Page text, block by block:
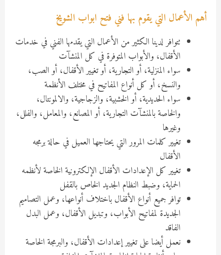
أهم الأعمال التي يقوم بها فني فتح ابواب الشويخ
تتوافر لدينا الكثير من الأعمال التي يقدمها الفني في خدمات
الأقفال، والأبواب المتوفرة في كل المنشآت
سواء المنزلية، أو التجارية، أو تغيير الأقفال، أو الصب،
والنسخ، أو كل أنواع المفاتيح في مختلف الأنظمة
سواء الحديدية، أو الخشبية، والزجاجية، والالمونتال،
والخاصة بالمنشآت التجارية، أو المصانع، والمعامل، والفلل،
وغيرها
تغيير كلمات المرور التي يحتاجها العميل في حالة برمجه
الأقفال
تغيير كل الإعدادات الأقفال الإلكترونية الخاصة لأنظمه
الحماية، وضبط النظام الجديد الخاص بالقفل
توافر جميع أنواع الأقفال باختلاف أنواعها، وعمل التصاميم
الجديدة لمفاتيح الأبواب، وتبديل الأقفال، وعمل البدل
الفاقد
نعمل أيضا على تغيير إعدادات الأقفال، والبرمجة الخاصة